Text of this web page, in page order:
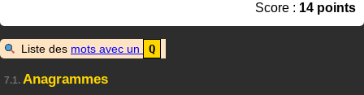
Score : 14 points
Liste des mots avec un Q
7.1. Anagrammes